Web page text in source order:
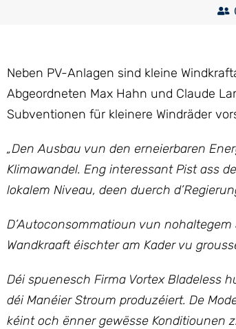
Neben PV-Anlagen sind kleine
Abgeordneten Max Hahn und Claude
Subventionen für kleinere Windräder
„Den Ausbau vun den erneierbaren
Klimawandel. Eng interessant Pist ass
lokalem Niveau, deen duerch
D’Autoconsommatioun vun
Wandkraaft éischter am Kader vu
Déi spuenesch Firma Vortex Bladeless
déi Manéier Stroum produzéiert. De
kéint och ënner gewësse Konditiounen